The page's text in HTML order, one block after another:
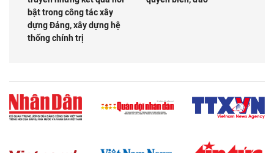
bật trong công tác xây
dựng Đảng, xây dựng hệ
thống chính trị